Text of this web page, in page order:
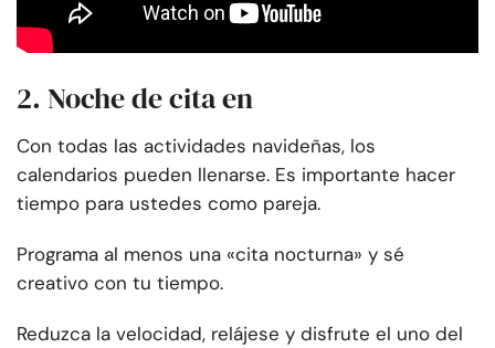
2. Noche de cita en
Con todas las actividades navideñas, los
calendarios pueden llenarse. Es importante hacer
tiempo para ustedes como pareja.
Programa al menos una «cita nocturna» y sé
creativo con tu tiempo.
Reduzca la velocidad, relájese y disfrute el uno del